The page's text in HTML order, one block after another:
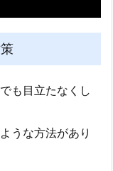
も目立たなくし
うな方法があり